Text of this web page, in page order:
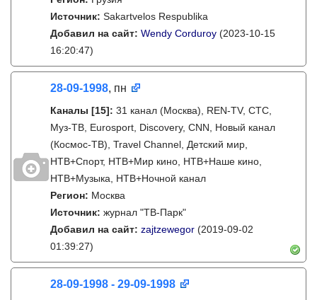
Источник: Sakartvelos Respublika
Добавил на сайт: Wendy Corduroy (2023-10-15
16:20:47)
28-09-1998, пн
Каналы [15]: 31 канал (Москва), REN-TV, СТС,
Муз-ТВ, Eurosport, Discovery, CNN, Новый канал
(Космос-ТВ), Travel Channel, Детский мир,
НТВ+Спорт, НТВ+Мир кино, НТВ+Наше кино,
НТВ+Музыка, НТВ+Ночной канал
Регион: Москва
Источник: журнал "ТВ-Парк"
Добавил на сайт: zajtzewegor (2019-09-02
01:39:27)
28-09-1998 - 29-09-1998